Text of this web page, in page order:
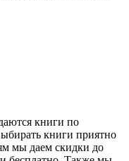
книги по
книги приятно
мы даем скидки до